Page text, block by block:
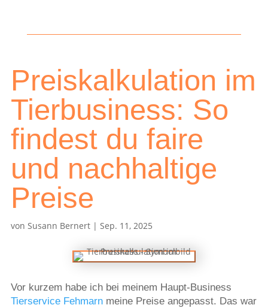
Preiskalkulation im
Tierbusiness: So
findest du faire
und nachhaltige
Preise
von Susann Bernert| Sep. 11, 2025
Vor kurzem habe ich bei meinem Haupt-Business
Tierservice Fehmarnmeine Preise angepasst. Das war